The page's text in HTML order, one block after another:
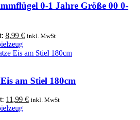
0-1 Jahre Größe 00 0-
8,99 €Aktueller
ist:
inkl. MwSt
am Stiel 180cm
11,99 €Aktueller
inkl. MwSt